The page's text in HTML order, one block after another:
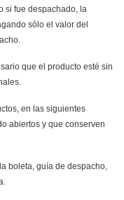
si fue despachado, la
sólo el valor del
que el producto esté sin
en las siguientes
abiertos y que conserven
boleta, guía de despacho,